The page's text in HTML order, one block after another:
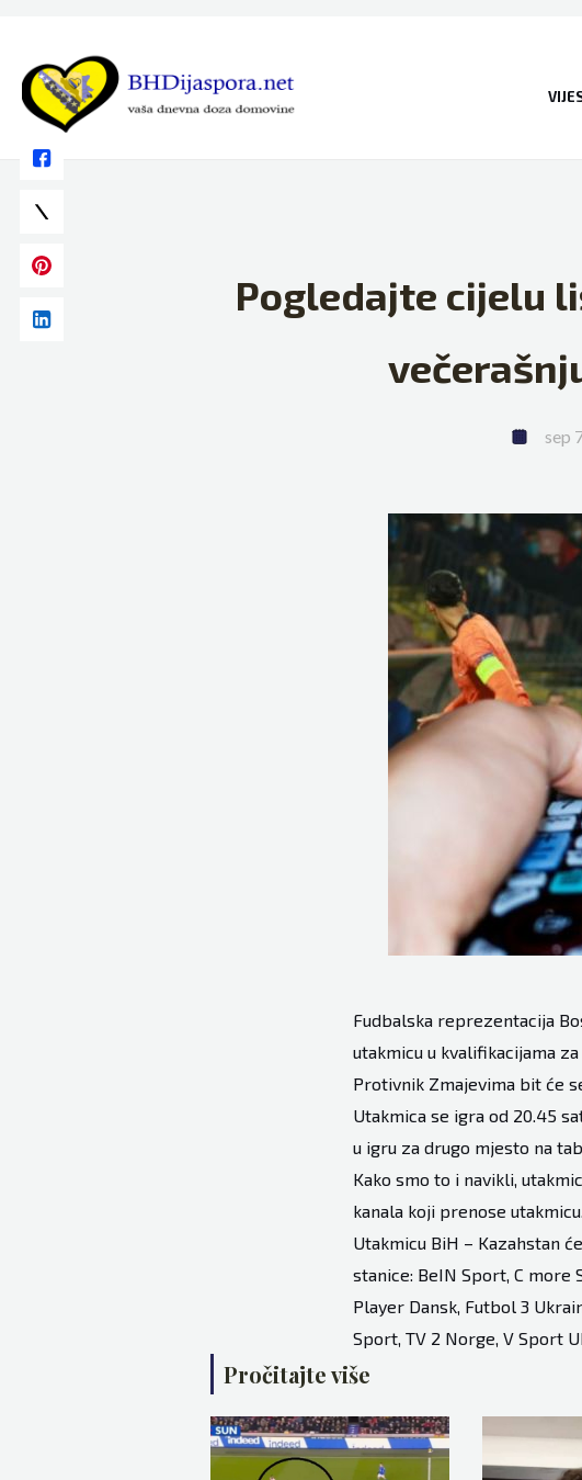
content
Pogledajte cijelu
sep
Fudbalska reprezentacija
utakmicu u kvalifikacijama
Protivnik Zmajevima bit će
Utakmica se igra od 20.45
u igru za drugo mjesto na
Kako smo to i navikli,
kanala koji prenose utakmicu.
Utakmicu BiH – Kazahstan
stanice: BeIN Sport, C more
Player Dansk, Futbol 3
Sport, TV 2 Norge, V Sport
Pročitajte više